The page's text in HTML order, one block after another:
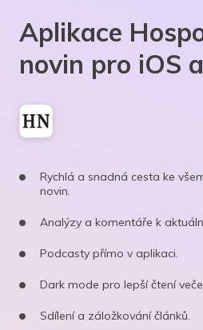
Aplikace
novin pro iOS
Rychlá a snadná cesta ke
novin.
Analýzy a komentáře k
Podcasty přímo v aplikaci.
Dark mode pro lepší čtení
Sdílení a záložkování článků.